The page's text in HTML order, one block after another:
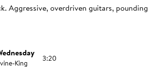
Aggressive, overdriven guitars, pounding
King 3:20